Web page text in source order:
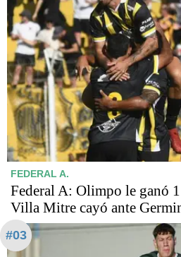
FEDERAL A.
Federal A: Olimpo le ganó
Villa Mitre cayó ante
#03